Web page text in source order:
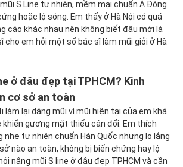
mũi S Line giỏi tại Hà Nội được
giá cao
hoặc lộ sóng. Em thấy ở Hà Nội có quá
cáo khác nhau nên không biết đâu mới là
cho em hỏi một số bác sĩ làm mũi giỏi ở Hà
ở đâu đẹp tại TPHCM? Kinh
cơ sở an toàn